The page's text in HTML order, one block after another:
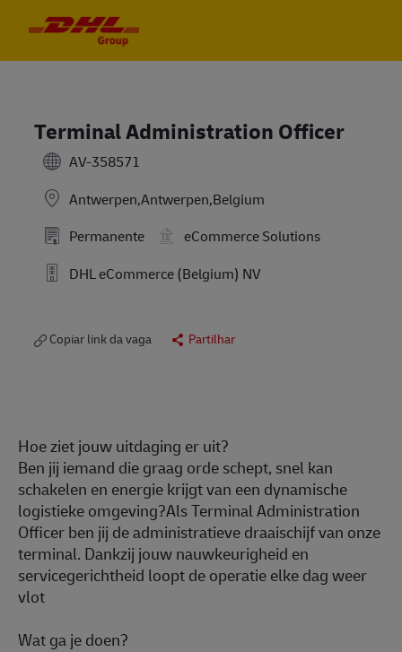
Terminal Administration Officer
AV-358571
Antwerpen,Antwerpen,Belgium
Permanente
eCommerce Solutions
DHL eCommerce (Belgium) NV
Copiar link da vaga Partilhar
Hoe ziet jouw uitdaging er uit?
Ben jij iemand die graag orde schept, snel kan
schakelen en energie krijgt van een dynamische
logistieke omgeving?Als Terminal Administration
Officer ben jij de administratieve draaischijf van onze
terminal. Dankzij jouw nauwkeurigheid en
servicegerichtheid loopt de operatie elke dag weer
vlot
Wat ga je doen?